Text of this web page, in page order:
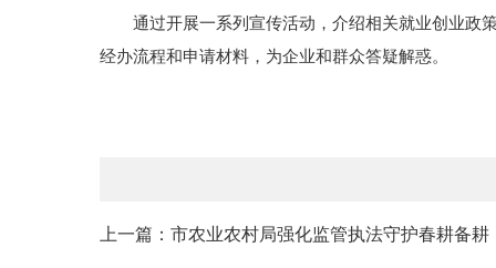
通过开展一系列宣传活动，介绍相关就业创业政策
经办流程和申请材料，为企业和群众答疑解惑。
上一篇：市农业农村局强化监管执法守护春耕备耕